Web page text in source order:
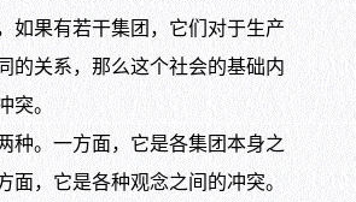
如果有若干集团，它们对于生产
的关系，那么这个社会的基础内
突。
。一方面，它是各集团本身之
面，它是各种观念之间的冲突。